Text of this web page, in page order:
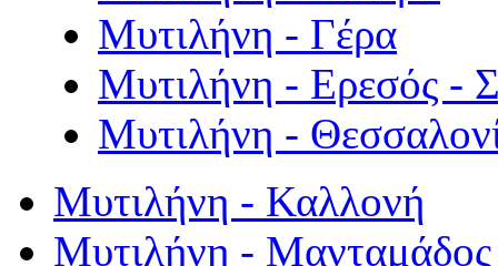
Μυτιλήνη - Γέρα
Μυτιλήνη - Ερεσός -
Μυτιλήνη -
Μυτιλήνη - Καλλονή
Μυτιλήνη - Μανταμάδος